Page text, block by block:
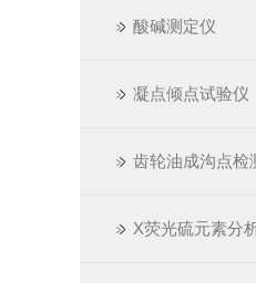
酸碱测定仪
凝点倾点试验仪
齿轮油成沟点检
X荧光硫元素分